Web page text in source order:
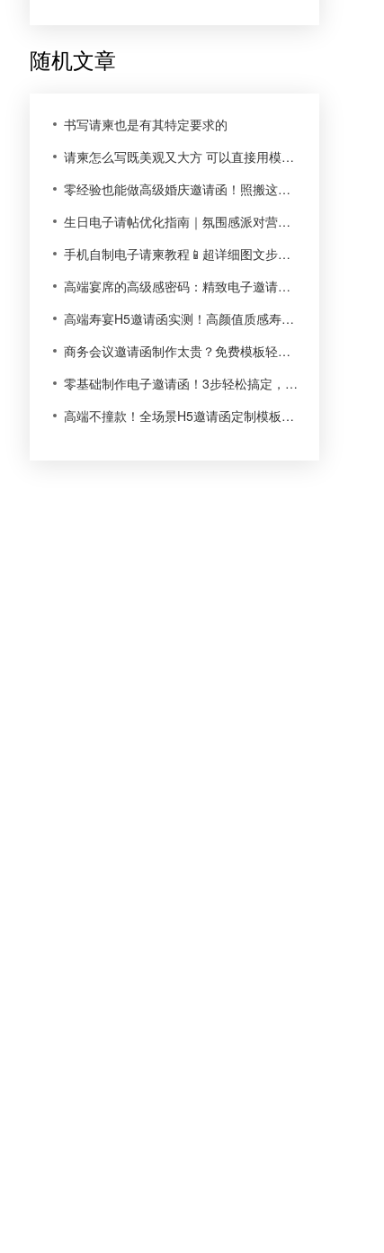
随机文章
书写请柬也是有其特定要求的
请柬怎么写既美观又大方 可以直接用模板吗
零经验也能做高级婚庆邀请函！照搬这篇，3分钟出片不踩坑
生日电子请帖优化指南｜氛围感派对营造秘籍，小白也能轻松拿捏
手机自制电子请柬教程📱超详细图文步骤，新手零门槛上手
高端宴席的高级感密码：精致电子邀请函才是标配
高端寿宴H5邀请函实测！高颜值质感寿柬轻松拿捏
商务会议邀请函制作太贵？免费模板轻松搞定高端版式
零基础制作电子邀请函！3步轻松搞定，新手也能零难度上手
高端不撞款！全场景H5邀请函定制模板，小白也能一键做